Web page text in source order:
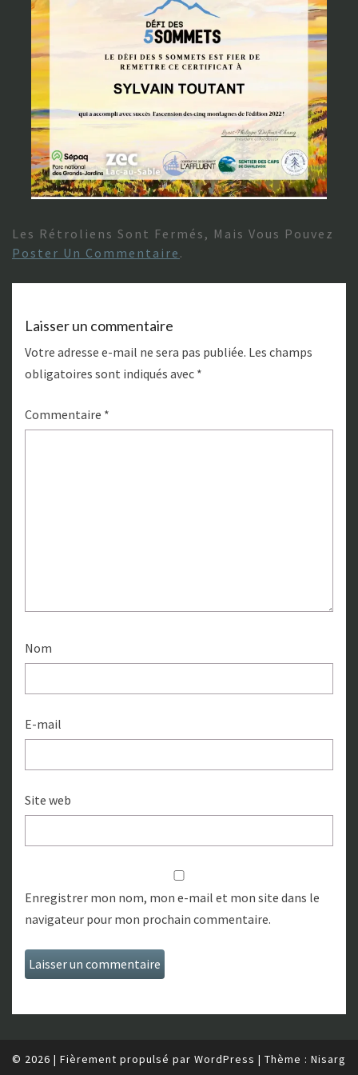
Les Rétroliens Sont Fermés, Mais Vous Pouvez
Poster Un Commentaire .
Laisser un commentaire
Votre adresse e-mail ne sera pas publiée. Les champs
obligatoires sont indiqués avec *
Commentaire *
Nom
E-mail
Site web
Enregistrer mon nom, mon e-mail et mon site dans le
navigateur pour mon prochain commentaire.
© 2026 | Fièrement propulsé par WordPress | Thème : Nisarg